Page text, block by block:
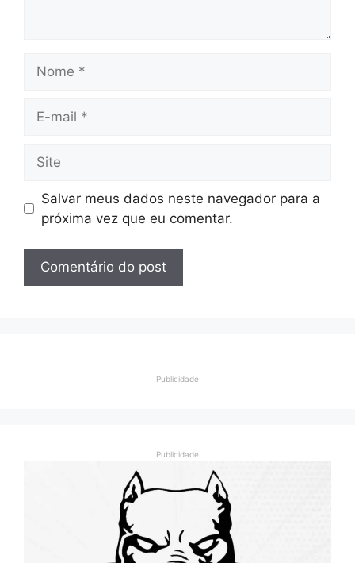
mail
Salvar meus dados neste navegador para a
próxima vez que eu comentar.
Publicidade
Publicidade